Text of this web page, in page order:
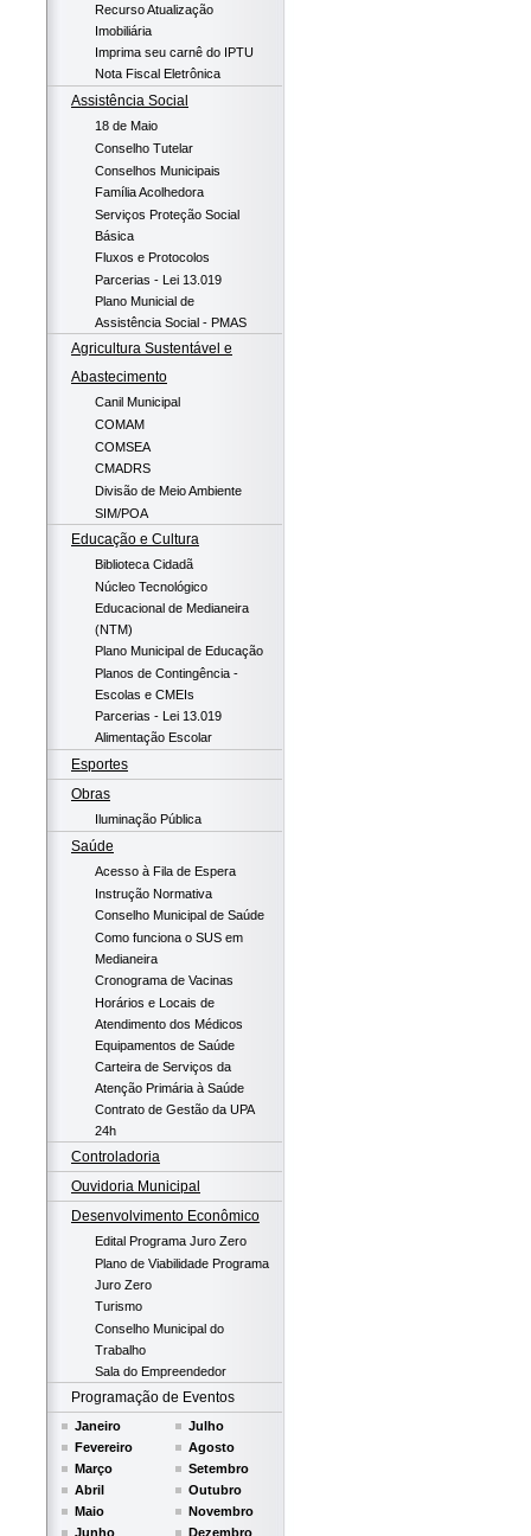
Recurso Atualização
Imobiliária
Imprima seu carnê do IPTU
Nota Fiscal Eletrônica
Assistência Social
18 de Maio
Conselho Tutelar
Conselhos Municipais
Família Acolhedora
Serviços Proteção Social
Básica
Fluxos e Protocolos
Parcerias - Lei 13.019
Plano Municial de
Assistência Social - PMAS
Agricultura Sustentável e
Abastecimento
Canil Municipal
COMAM
COMSEA
CMADRS
Divisão de Meio Ambiente
SIM/POA
Educação e Cultura
Biblioteca Cidadã
Núcleo Tecnológico
Educacional de Medianeira
(NTM)
Plano Municipal de Educação
Planos de Contingência -
Escolas e CMEIs
Parcerias - Lei 13.019
Alimentação Escolar
Esportes
Obras
Iluminação Pública
Saúde
Acesso à Fila de Espera
Instrução Normativa
Conselho Municipal de Saúde
Como funciona o SUS em
Medianeira
Cronograma de Vacinas
Horários e Locais de
Atendimento dos Médicos
Equipamentos de Saúde
Carteira de Serviços da
Atenção Primária à Saúde
Contrato de Gestão da UPA
24h
Controladoria
Ouvidoria Municipal
Desenvolvimento Econômico
Edital Programa Juro Zero
Plano de Viabilidade Programa
Juro Zero
Turismo
Conselho Municipal do
Trabalho
Sala do Empreendedor
Programação de Eventos
Janeiro
Fevereiro
Março
Abril
Maio
Junho
Julho
Agosto
Setembro
Outubro
Novembro
Dezembro